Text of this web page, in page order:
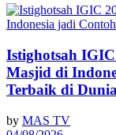
Istighotsah
Masjid di
Terbaik di Dunia
by MAS TV